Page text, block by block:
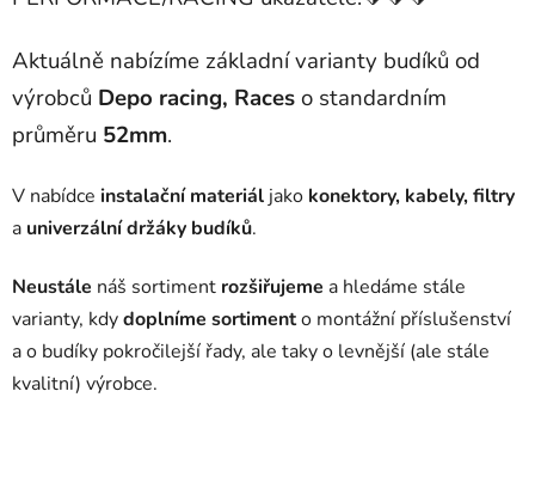
Aktuálně nabízíme základní varianty budíků od
výrobců Depo racing, Raceso standardním
průměru 52mm.
V nabídce instalační materiál jako konektory, kabely, filtry
a univerzální držáky budíků.
Neustále náš sortiment rozšiřujeme a hledáme stále
varianty, kdydoplníme sortimento montážní příslušenství
a o budíky pokročilejší řady, ale taky o levnější (ale stále
kvalitní) výrobce.